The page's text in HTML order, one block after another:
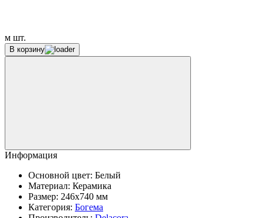
м шт.
В корзину
Информация
Основной цвет: Белый
Материал: Керамика
Размер: 246x740 мм
Категория: Богема